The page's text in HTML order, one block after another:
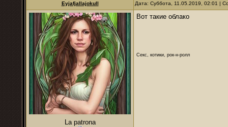
Eyjafjallajokull Дата: Суббота, 11.05.2019, 02:01 |
La patrona
Вот такие облако
Секс, котики, рок-н-ролл